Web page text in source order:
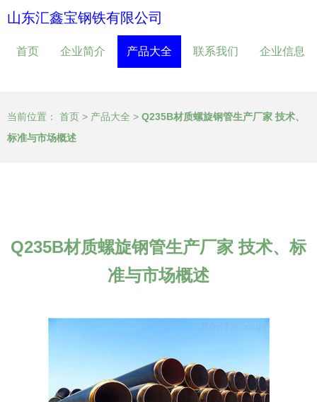
山东汇鑫宝钢铁有限公司
首页 企业简介 产品大全 联系我们 企业信息
当前位置： 首页 > 产品大全 > Q235B材质螺旋钢管生产厂家 技术、
标准与市场概述
Q235B材质螺旋钢管生产厂家 技术、标
准与市场概述